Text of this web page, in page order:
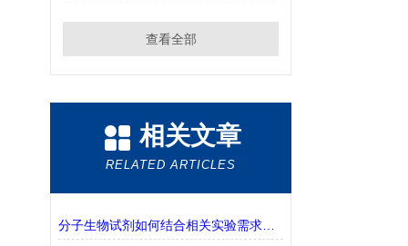
查看全部
相关文章
RELATED ARTICLES
分子生物试剂如何结合相关实验需求进行选择？